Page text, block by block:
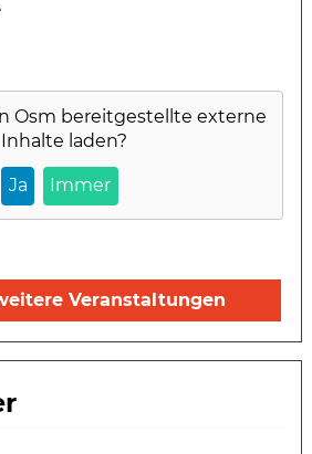
Osm bereitgestellte externe
Inhalte laden?
Ja Immer
Veranstaltungen